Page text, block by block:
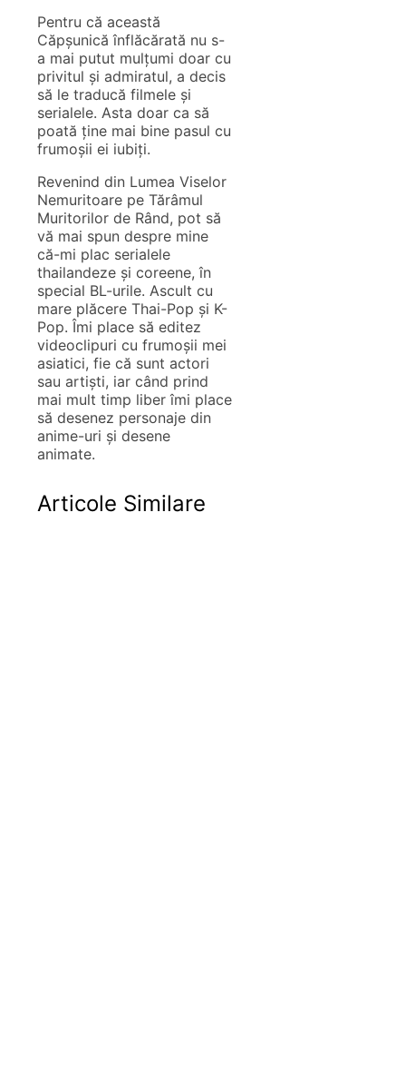
Pentru că această
Căpșunică înflăcărată nu s-
a mai putut mulțumi doar cu
privitul și admiratul, a decis
să le traducă filmele și
serialele. Asta doar ca să
poată ține mai bine pasul cu
frumoșii ei iubiți.
Revenind din Lumea Viselor
Nemuritoare pe Tărâmul
Muritorilor de Rând, pot să
vă mai spun despre mine
că-mi plac serialele
thailandeze și coreene, în
special BL-urile. Ascult cu
mare plăcere Thai-Pop și K-
Pop. Îmi place să editez
videoclipuri cu frumoșii mei
asiatici, fie că sunt actori
sau artiști, iar când prind
mai mult timp liber îmi place
să desenez personaje din
anime-uri și desene
animate.
Articole Similare